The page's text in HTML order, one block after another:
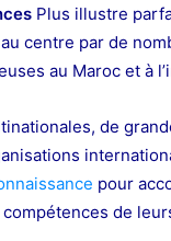
Plus illustre
centre par de
au Maroc et à
de
pour
de